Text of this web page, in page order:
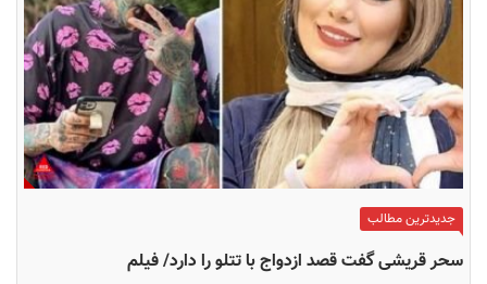
جدیدترین مطالب
سحر قریشی گفت قصد ازدواج با تتلو را دارد/ فیلم